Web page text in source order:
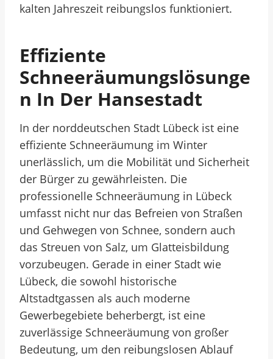
kalten Jahreszeit reibungslos funktioniert.
Effiziente
Schneeräumungslösunge
N In Der Hansestadt
In der norddeutschen Stadt Lübeck ist eine
effiziente Schneeräumung im Winter
unerlässlich, um die Mobilität und Sicherheit
der Bürger zu gewährleisten. Die
professionelle Schneeräumung in Lübeck
umfasst nicht nur das Befreien von Straßen
und Gehwegen von Schnee, sondern auch
das Streuen von Salz, um Glatteisbildung
vorzubeugen. Gerade in einer Stadt wie
Lübeck, die sowohl historische
Altstadtgassen als auch moderne
Gewerbegebiete beherbergt, ist eine
zuverlässige Schneeräumung von großer
Bedeutung, um den reibungslosen Ablauf